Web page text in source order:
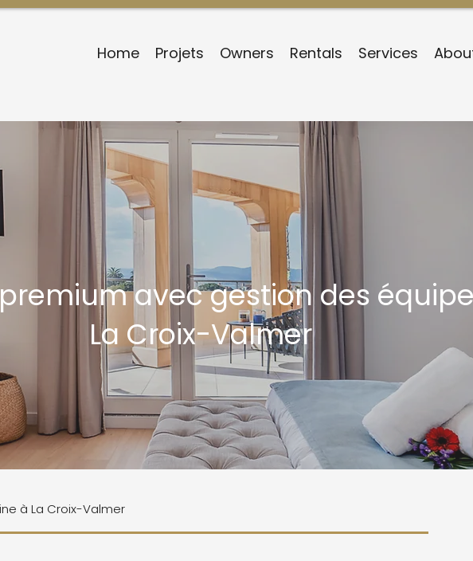
Home Projets Owners Rentals Services
avec gestion des
La Croix-Valmer
à La Croix-Valmer